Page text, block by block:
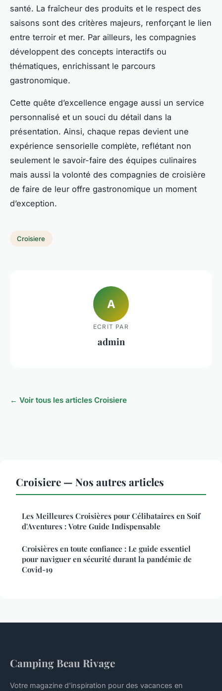
santé. La fraîcheur des produits et le respect des
saisons sont des critères majeurs, renforçant le lien
entre terroir et mer. Par ailleurs, les compagnies
développent des concepts interactifs ou
thématiques, enrichissant le parcours
gastronomique.
Cette quête d’excellence engage aussi un service
personnalisé et un souci du détail dans la
présentation. Ainsi, chaque repas devient une
expérience sensorielle complète, reflétant non
seulement le savoir-faire des équipes culinaires
mais aussi la volonté des compagnies de croisière
de faire de leur offre gastronomique un moment
d’exception.
Croisiere
A
ECRIT PAR
admin
← Voir tous les articles Croisiere
Croisiere — Nos autres articles
Les Meilleures Croisières pour Célibataires en Soif
d'Aventures : Votre Guide Indispensable
Croisières en toute confiance : Le guide essentiel
pour naviguer en sécurité durant la pandémie de
Covid-19
Camping Beau Rivage
Votre magazine d'inspiration pour des vacances en